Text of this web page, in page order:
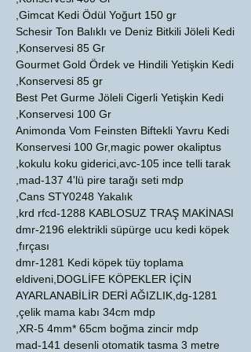
Gimcat Kedi Ödül Yoğurt 150 gr,
Schesir Ton Balıklı ve Deniz Bitkili Jöleli Kedi
Konservesi 85 Gr,
Gourmet Gold Ördek ve Hindili Yetişkin Kedi
Konservesi 85 gr,
Best Pet Gurme Jöleli Cigerli Yetişkin Kedi
Konservesi 100 Gr,
Animonda Vom Feinsten Biftekli Yavru Kedi
Konservesi 100 Gr,magic power okaliptus
kokulu koku giderici,avc-105 ince telli tarak,
mad-137 4'lü pire tarağı seti mdp,
Cans STY0248 Yakalık,
krd rfcd-1288 KABLOSUZ TRAŞ MAKİNASI,
dmr-2196 elektrikli süpürge ucu kedi köpek
fırçası,
dmr-1281 Kedi köpek tüy toplama
eldiveni,DOGLİFE KÖPEKLER İÇİN
AYARLANABİLİR DERİ AĞIZLIK,dg-1281
çelik mama kabı 34cm mdp,
XR-5 4mm* 65cm boğma zincir mdp,
mad-141 desenli otomatik tasma 3 metre